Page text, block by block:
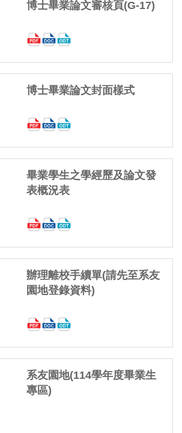
博士畢業論文審核頁(G-17)
博士畢業論文封面樣式
畢業學生之學經歷及論文發
表概況表
辦理離校手續單(請先至系友
園地登錄資料)
系友園地(114學年度畢業生
專區)